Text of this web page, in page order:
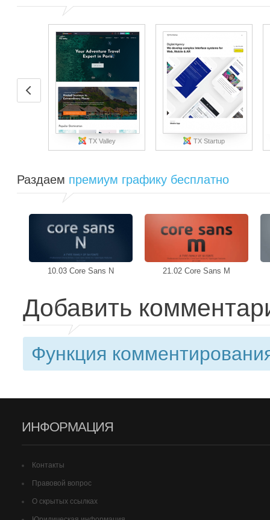
TX Valley TX Startup
Раздаем премиум графику бесплатно
10.03 Core Sans N 21.02 Core Sans M
Добавить
Функция
ИНФОРМАЦИЯ
Контакты
Правовой вопрос
О скрытых ссылках